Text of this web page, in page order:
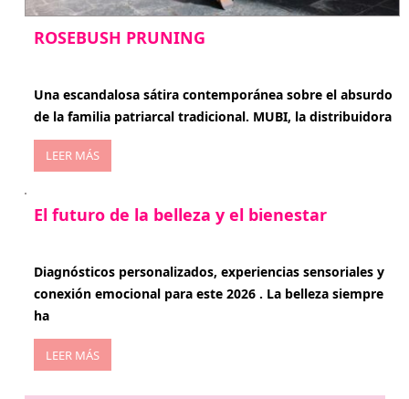
ROSEBUSH PRUNING
Una escandalosa sátira contemporánea sobre el absurdo
de la familia patriarcal tradicional. MUBI, la distribuidora
LEER MÁS
El futuro de la belleza y el bienestar
Diagnósticos personalizados, experiencias sensoriales y
conexión emocional para este 2026 . La belleza siempre
ha
LEER MÁS